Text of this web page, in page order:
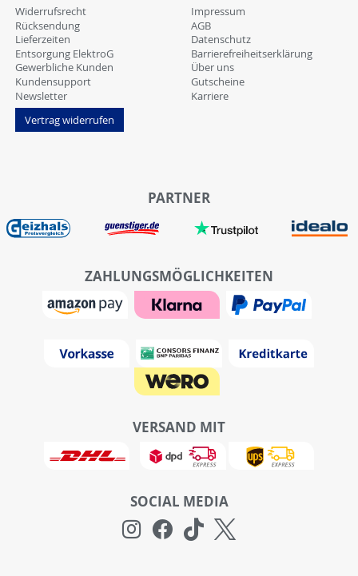
Widerrufsrecht
Rücksendung
Lieferzeiten
Entsorgung ElektroG
Gewerbliche Kunden
Kundensupport
Newsletter
Vertrag widerrufen
Impressum
AGB
Datenschutz
Barrierefreiheitserklärung
Über uns
Gutscheine
Karriere
PARTNER
ZAHLUNGSMÖGLICHKEITEN
VERSAND MIT
SOCIAL MEDIA